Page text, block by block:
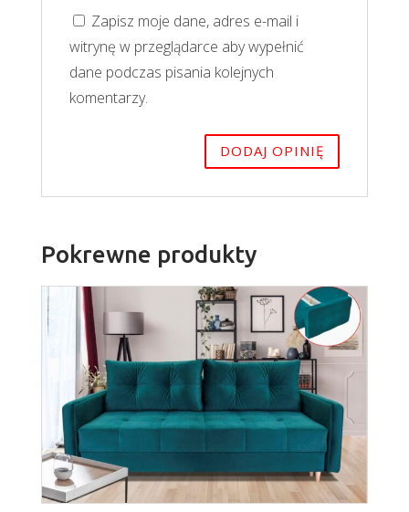
Zapisz moje dane, adres e-mail i
witrynę w przeglądarce aby wypełnić
dane podczas pisania kolejnych
komentarzy.
Pokrewne produkty